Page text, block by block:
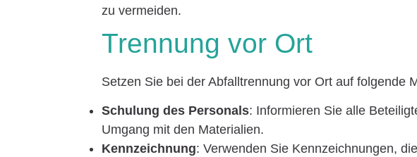
zu vermeiden.
Trennung vor Ort
Setzen Sie bei der Abfalltrennung vor Ort auf folgende
Schulung des Personals: Informieren Sie alle
Umgang mit den Materialien.
Kennzeichnung: Verwenden Sie Kennzeichnungen,